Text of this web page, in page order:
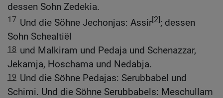
dessen Sohn Zedekia.
17 Und die Söhne Jechonjas: Assir[2]; dessen
Sohn Schealtiël
18 und Malkiram und Pedaja und Schenazzar,
Jekamja, Hoschama und Nedabja.
19 Und die Söhne Pedajas: Serubbabel und
Schimi. Und die Söhne Serubbabels: Meschullam